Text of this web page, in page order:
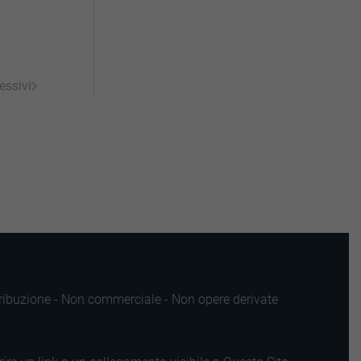
- Non commerciale - Non opere derivate